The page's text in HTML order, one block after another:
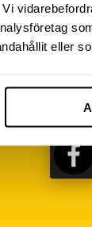
eller
FÖLJ OSS